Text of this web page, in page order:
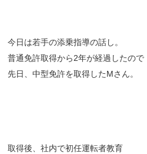
今日は若手の添乗指導の話し。
普通免許取得から2年が経過したので
先日、中型免許を取得したMさん。
取得後、社内で初任運転者教育